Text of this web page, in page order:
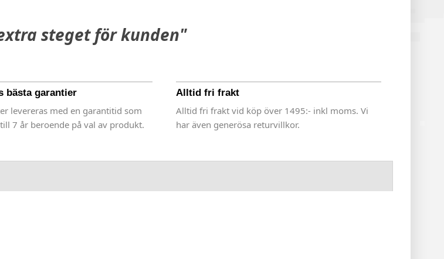
steget för kunden"
bästa garantier
levereras med en garantitid som
7 år beroende på val av produkt.
Alltid fri frakt
Alltid fri frakt vid köp över 1495:- inkl moms. Vi
har även generösa returvillkor.